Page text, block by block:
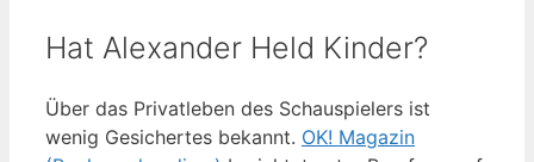
Hat Alexander Held Kinder?
Über das Privatleben des Schauspielers ist
wenig Gesichertes bekannt. OK! Magazin